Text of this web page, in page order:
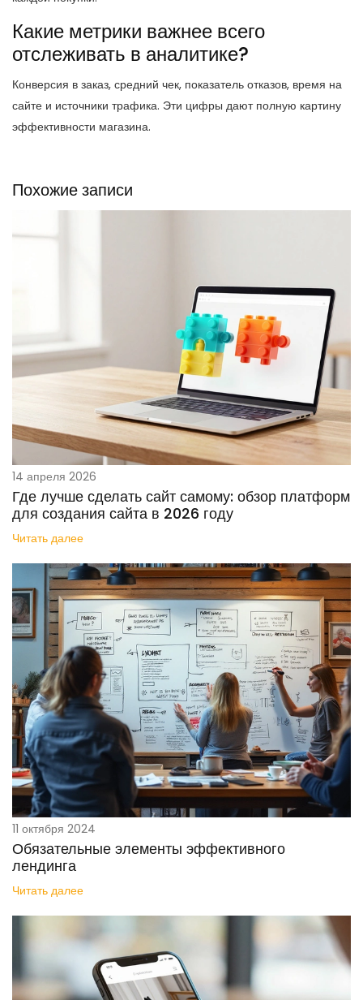
Какие метрики важнее всего
отслеживать в аналитике?
Конверсия в заказ, средний чек, показатель отказов, время на
сайте и источники трафика. Эти цифры дают полную картину
эффективности магазина.
Похожие записи
14 апреля 2026
Где лучше сделать сайт самому: обзор платформ
для создания сайта в 2026 году
Читать далее
11 октября 2024
Обязательные элементы эффективного
лендинга
Читать далее